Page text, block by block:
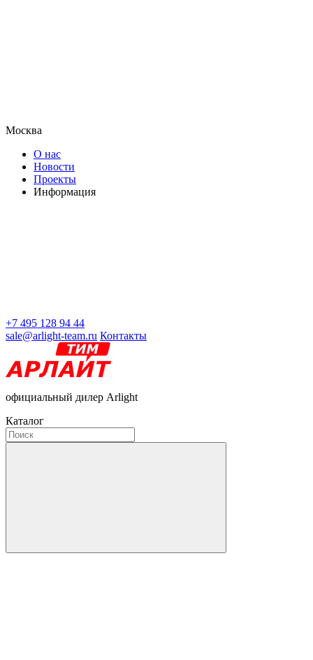
Москва
О нас
Новости
Проекты
Информация
+7 495 128 94 44
sale@arlight-team.ru Контакты
официальный дилер Arlight
Каталог